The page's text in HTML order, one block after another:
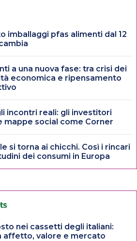
imballaggi pfas alimenti dal 12
a una nuova fase: tra crisi dei
economica e ripensamento
incontri reali: gli investitori
mappe social come Corner
si torna ai chicchi. Così i rincari
dei consumi in Europa
nei cassetti degli italiani:
affetto, valore e mercato